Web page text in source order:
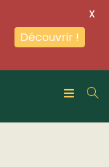
Découvrir !
X